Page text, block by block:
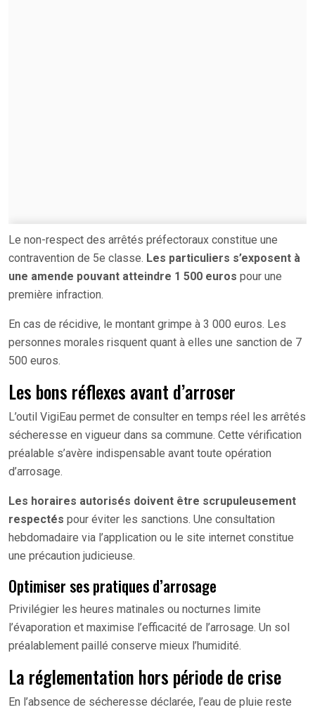
Le non-respect des arrêtés préfectoraux constitue une
contravention de 5e classe. Les particuliers s’exposent à
une amende pouvant atteindre 1 500 euros pour une
première infraction.
En cas de récidive, le montant grimpe à 3 000 euros. Les
personnes morales risquent quant à elles une sanction de 7
500 euros.
Les bons réflexes avant d’arroser
L’outil VigiEau permet de consulter en temps réel les arrêtés
sécheresse en vigueur dans sa commune. Cette vérification
préalable s’avère indispensable avant toute opération
d’arrosage.
Les horaires autorisés doivent être scrupuleusement
respectés pour éviter les sanctions. Une consultation
hebdomadaire via l’application ou le site internet constitue
une précaution judicieuse.
Optimiser ses pratiques d’arrosage
Privilégier les heures matinales ou nocturnes limite
l’évaporation et maximise l’efficacité de l’arrosage. Un sol
préalablement paillé conserve mieux l’humidité.
La réglementation hors période de crise
En l’absence de sécheresse déclarée, l’eau de pluie reste